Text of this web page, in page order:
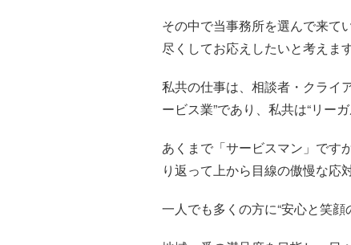
その中で当事務所を選んで来て
尽くしてお応えしたいと考えます
私共の仕事は、相談者・クライ
ービス業”であり、私共は“リー
あくまで「サービスマン」です
り返って上から目線の傲慢な応
一人でも多くの方に“安心と笑